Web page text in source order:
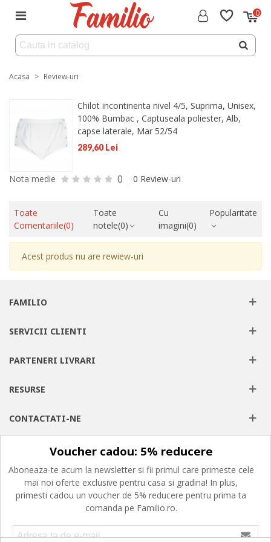
0
Acasa > Review-uri
Chilot incontinenta nivel 4/5, Suprima, Unisex,
100% Bumbac , Captuseala poliester, Alb,
capse laterale, Mar 52/54
289,60 Lei
Nota medie 0 0 Review-uri
Toate
Comentariile(0)
Toate
notele(0)
Cu
imagini(0)
Popularitate
Acest produs nu are rewiew-uri
FAMILIO
SERVICII CLIENTI
PARTENERI LIVRARI
RESURSE
CONTACTATI-NE
Voucher cadou: 5% reducere
Aboneaza-te acum la newsletter si fii primul care primeste cele
mai noi oferte exclusive pentru casa si gradina! In plus,
primesti cadou un voucher de 5% reducere pentru prima ta
comanda pe Familio.ro.